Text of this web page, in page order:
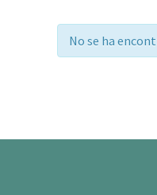
No se ha